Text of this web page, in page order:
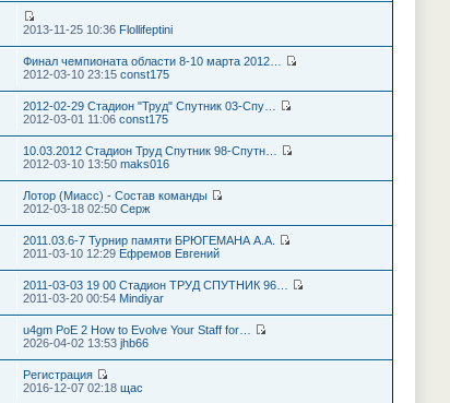
2013-11-25 10:36 Flollifeptini
Финал чемпионата области 8-10 марта 2012…
2012-03-10 23:15 const175
2012-02-29 Стадион "Труд" Спутник 03-Спу…
2012-03-01 11:06 const175
10.03.2012 Стадион Труд Спутник 98-Спутн…
2012-03-10 13:50 maks016
Лотор (Миасс) - Состав команды
2012-03-18 02:50 Серж
2011.03.6-7 Турнир памяти БРЮГЕМАНА А.А.
2011-03-10 12:29 Ефремов Евгений
2011-03-03 19 00 Стадион ТРУД СПУТНИК 96…
2011-03-20 00:54 Mindiyar
u4gm PoE 2 How to Evolve Your Staff for…
2026-04-02 13:53 jhb66
Регистрация
2016-12-07 02:18 щас